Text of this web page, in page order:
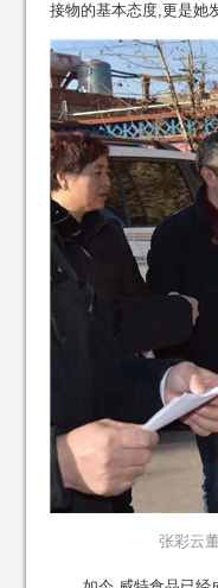
接物的基本态度,更是她
张彩云